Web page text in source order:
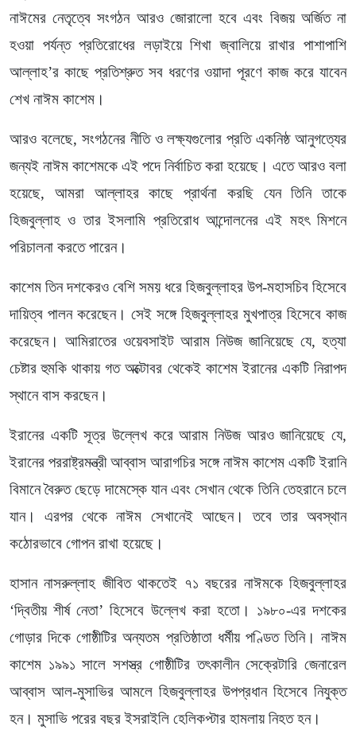
নাঈমের নেতৃত্বে সংগঠন আরও জোরালো হবে এবং বিজয় অর্জিত না
হওয়া পর্যন্ত প্রতিরোধের লড়াইয়ে শিখা জ্বালিয়ে রাখার পাশাপাশি
আল্লাহ’র কাছে প্রতিশ্রুত সব ধরণের ওয়াদা পূরণে কাজ করে যাবেন
শেখ নাঈম কাশেম।
আরও বলেছে, সংগঠনের নীতি ও লক্ষ্যগুলোর প্রতি একনিষ্ঠ আনুগত্যের
জন্যই নাঈম কাশেমকে এই পদে নির্বাচিত করা হয়েছে। এতে আরও বলা
হয়েছে, আমরা আল্লাহর কাছে প্রার্থনা করছি যেন তিনি তাকে
হিজবুল্লাহ ও তার ইসলামি প্রতিরোধ আন্দোলনের এই মহৎ মিশনে
পরিচালনা করতে পারেন।
কাশেম তিন দশকেরও বেশি সময় ধরে হিজবুল্লাহর উপ-মহাসচিব হিসেবে
দায়িত্ব পালন করেছেন। সেই সঙ্গে হিজবুল্লাহর মুখপাত্র হিসেবে কাজ
করেছেন। আমিরাতের ওয়েবসাইট আরাম নিউজ জানিয়েছে যে, হত্যা
চেষ্টার হুমকি থাকায় গত অক্টোবর থেকেই কাশেম ইরানের একটি নিরাপদ
স্থানে বাস করছেন।
ইরানের একটি সূত্র উল্লেখ করে আরাম নিউজ আরও জানিয়েছে যে,
ইরানের পররাষ্ট্রমন্ত্রী আব্বাস আরাগচির সঙ্গে নাঈম কাশেম একটি ইরানি
বিমানে বৈরুত ছেড়ে দামেস্কে যান এবং সেখান থেকে তিনি তেহরানে চলে
যান। এরপর থেকে নাঈম সেখানেই আছেন। তবে তার অবস্থান
কঠোরভাবে গোপন রাখা হয়েছে।
হাসান নাসরুল্লাহ জীবিত থাকতেই ৭১ বছরের নাঈমকে হিজবুল্লাহর
‘দ্বিতীয় শীর্ষ নেতা’ হিসেবে উল্লেখ করা হতো। ১৯৮০-এর দশকের
গোড়ার দিকে গোষ্ঠীটির অন্যতম প্রতিষ্ঠাতা ধর্মীয় পণ্ডিত তিনি। নাঈম
কাশেম ১৯৯১ সালে সশস্ত্র গোষ্ঠীটির তৎকালীন সেক্রেটারি জেনারেল
আব্বাস আল-মুসাভির আমলে হিজবুল্লাহর উপপ্রধান হিসেবে নিযুক্ত
হন। মুসাভি পরের বছর ইসরাইলি হেলিকপ্টার হামলায় নিহত হন।